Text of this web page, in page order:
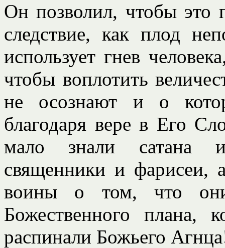
Он позволил, чтобы это
следствие, как плод
использует гнев
чтобы воплотить
не осознают и о
благодаря вере в Его
мало знали сатана и
священники и фарисеи,
воины о том, что они
Божественного плана,
распинали Божьего